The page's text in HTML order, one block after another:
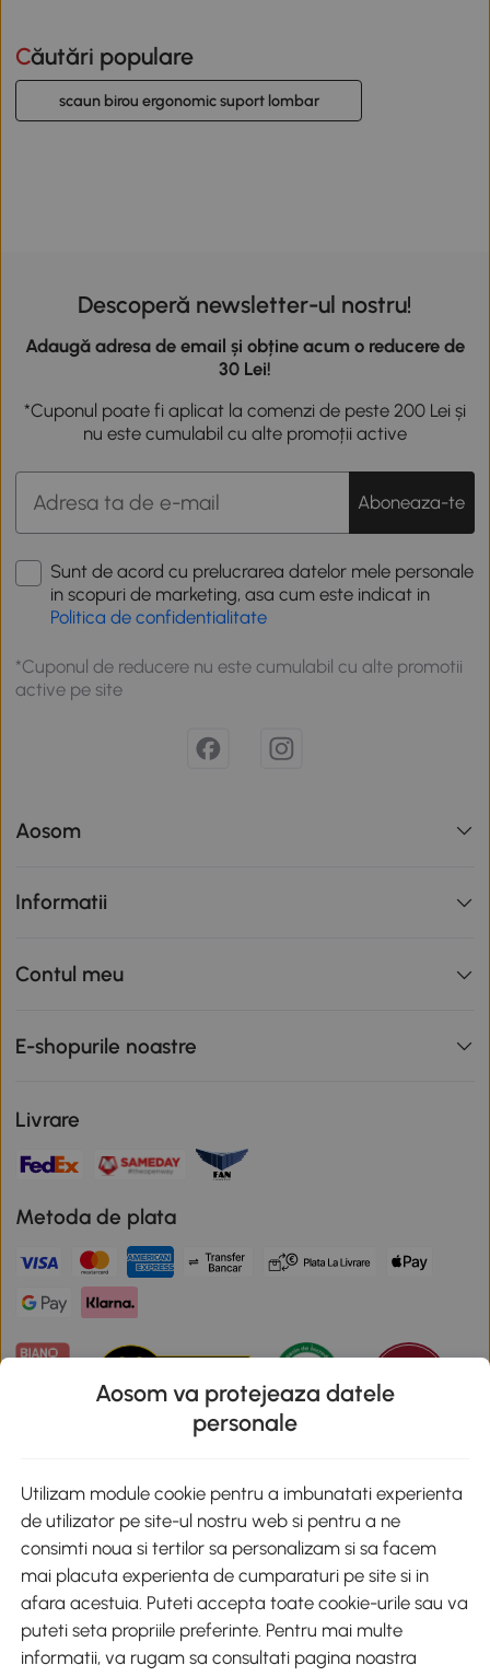
Căutări populare
scaun birou ergonomic suport lombar
Descoperă newsletter-ul nostru!
Adaugă adresa de email și obține acum o reducere de
30 Lei!
*Cuponul poate fi aplicat la comenzi de peste 200 Lei și
nu este cumulabil cu alte promoții active
Aboneaza-te
Sunt de acord cu prelucrarea datelor mele personale
in scopuri de marketing, asa cum este indicat in
Politica de confidentialitate
*Cuponul de reducere nu este cumulabil cu alte promotii
active pe site
Aosom
Informatii
Contul meu
E-shopurile noastre
Livrare
Metoda de plata
Descarca aplicatia Aosom
Google Play
+40 312294730 clienti@aosom.ro
Romania, Bucureşti Sectorul 2, Str. Barbu Paris Mumuleanu, Nr. 30-
Aosom va protejeaza datele
personale
Utilizam module cookie pentru a imbunatati experienta
de utilizator pe site-ul nostru web si pentru a ne
consimti noua si tertilor sa personalizam si sa facem
mai placuta experienta de cumparaturi pe site si in
afara acestuia. Puteti accepta toate cookie-urile sau va
puteti seta propriile preferinte. Pentru mai multe
informatii, va rugam sa consultati pagina noastra